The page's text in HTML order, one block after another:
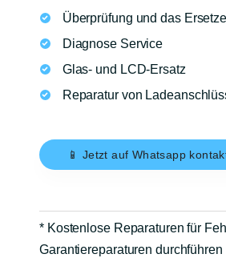
Überprüfung und das
Diagnose Service
Glas- und LCD-Ersatz
Reparatur von
📱 Jetzt auf Whatsapp
* Kostenlose Reparaturen für
Garantiereparaturen